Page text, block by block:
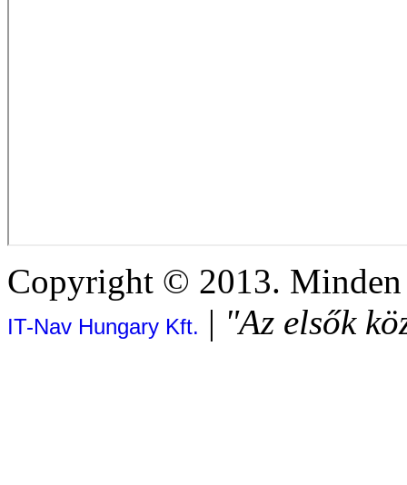
Copyright © 2013.
IT-Nav Hungary Kft. | "Az elsők